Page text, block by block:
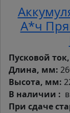
А*ч
Пусковой
Длина, мм:
Высота, мм:
В наличии
При сдаче